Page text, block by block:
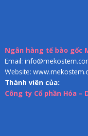
Ngân hàng tế bào gốc
Email:
Website:
Thành viên của:
Công ty Cổ phần Hóa –